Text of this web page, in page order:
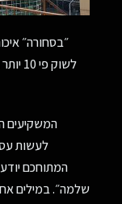
״בסחורה״
לשוק
המשקיעים
לעשות
המתוחכם
שלמה״. במילים